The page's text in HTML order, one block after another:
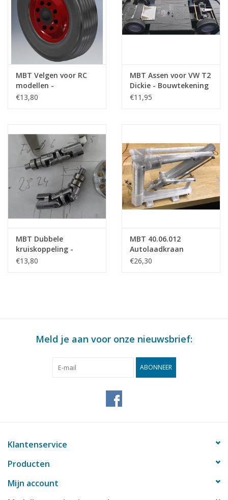
MBT Velgen voor RC
modellen -
Bouwtekening Schaal 1
€13,80
MBT Assen voor VW T2
Dickie - Bouwtekening
Schaal 1 : XX
€11,95
MBT Dubbele
kruiskoppeling -
Bouwtekening Schaal 1
€13,80
MBT 40.06.012
Autolaadkraan
€26,30
Meld je aan voor onze nieuwsbrief:
ABONNEER
Klantenservice
Producten
Mijn account